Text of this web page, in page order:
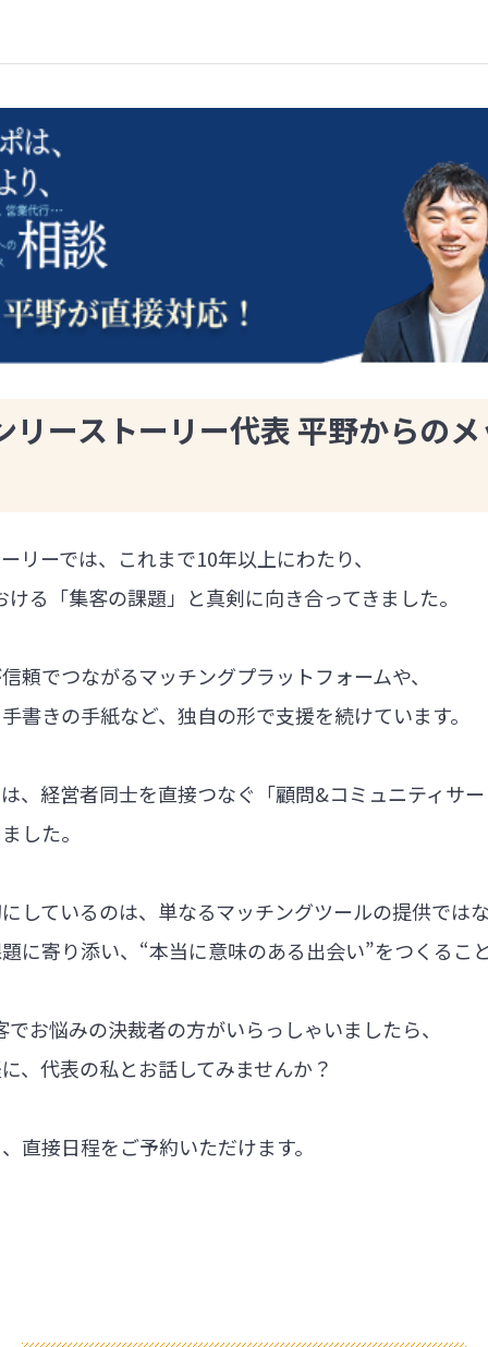
リーストーリー代表 平野からの
リーでは、これまで10年以上にわたり、
る「集客の課題」と真剣に向き合ってきました。
頼でつながるマッチングプラットフォームや、
書きの手紙など、独自の形で支援を続けています。
、経営者同士を直接つなぐ「顧問&コミュニティサ
した。
しているのは、単なるマッチングツールの提供では
に寄り添い、“本当に意味のある出会い”をつくるこ
お悩みの決裁者の方がいらっしゃいましたら、
、代表の私とお話してみませんか？
直接日程をご予約いただけます。